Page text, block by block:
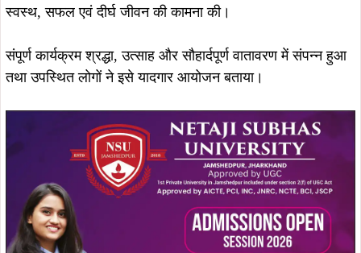
स्वस्थ, सफल एवं दीर्घ जीवन की कामना की।
संपूर्ण कार्यक्रम श्रद्धा, उत्साह और सौहार्दपूर्ण वातावरण में संपन्न हुआ
तथा उपस्थित लोगों ने इसे यादगार आयोजन बताया।